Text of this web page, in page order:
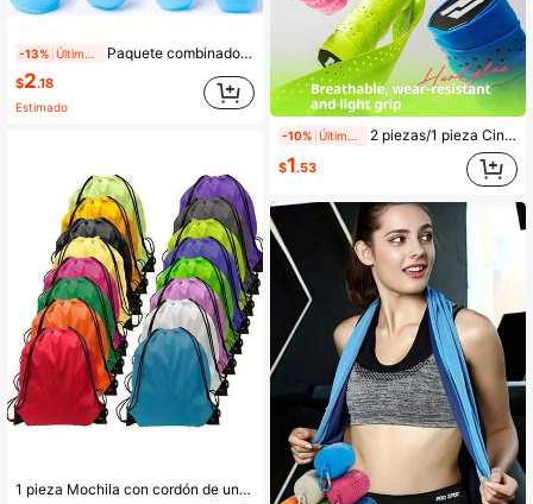
-13% Paquete combinado de 48 piezas~6 piezas/1 caja (12 piezas/6 piezas) - Tapones para los oídos de silicona moldeable, adecuados para dormir/sueño/natación/estudio/ronquidos en dormitorios/reducción de ruido/piscina/sueño en casa/tapones para los oídos de silicona moldeable, lavables/reutilizables, textura similar a la arcilla para natación, ajuste perfecto. Sensación cómoda. Tapones para los oídos suaves que reducen el ruido, protección impermeable para los oídos, rosa/azul/blanco/naranja, múltiples combinaciones de estilos disponibles - Pinza nasal/Tapones para los oídos de silicona/Tapones para los oídos de silicona moldeable, Día de San Valentín, Regreso a la escuela, Halloween, Navidad, Regalo/Familia, Padres, Amigos, Amantes
$2.18
Estimado
1 pieza Mochila con cordón de unicolor, bolsa deportiva ligera y portátil adecuada para ciclismo, senderismo, mochila casual polivalente unisex, bolsa con cordón de nailon, bolsa deportiva para maratón, correa para mochila de fútbol, mochila con cordón de nailon brillante - Ligera y duradera, bolsa de almacenamiento de 16 pulgadas, con correas negras, adecuada para deportes, viajes, yoga, gimnasio y campamento al aire libre, mochila de viaje
-10% 2 piezas/1 pieza Cinta de agarre para raqueta con absorción de impactos de hueso de dragón: diseño en relieve para absorción de impactos y resistencia al desgaste, material PU mejorado con súper absorción y orificios transpirables, protector de agarre antideslizante profesional adecuado para tenis, bádminton y varillas/flotadores de pesca - Mejora tu agarre y control en la cancha, esencial para vacaciones, verano, muñequeras deportivas, cintas de agarre de bádminton, envolturas antideslizantes para varillas de pesca, agarres de mano transpirables, sobrepuños de raqueta de tenis, cintas de mano, equipo para correr
$1.53